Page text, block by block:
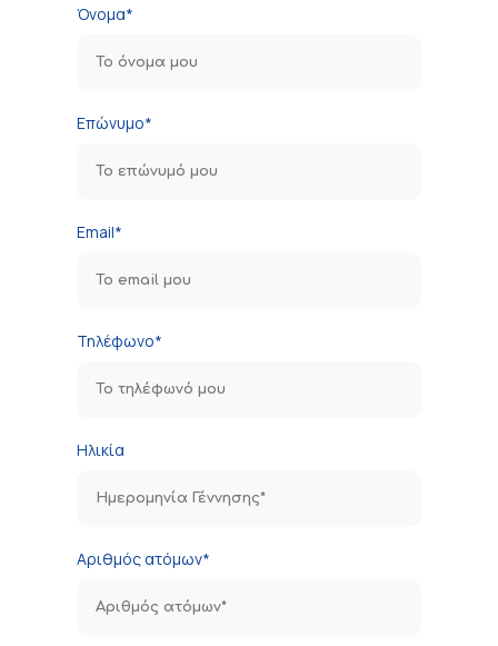
Όνομα*
Επώνυμο*
Email*
Τηλέφωνο*
Ηλικία
Αριθμός ατόμων*